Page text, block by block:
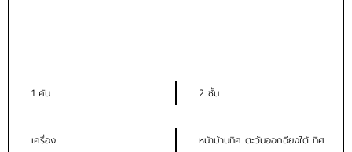
1 คัน 2 ชั้น
เครื่อง หน้าบ้านทิศ ตะวันออกฉียงใต้ ทิศ